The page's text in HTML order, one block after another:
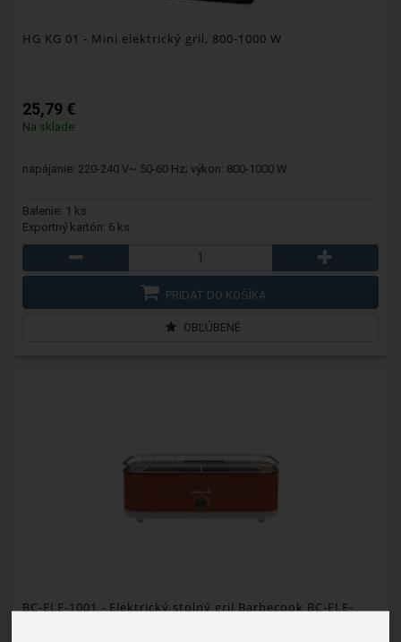
HG KG 01 - Mini elektrický gril, 800-1000 W
25,79 €
Na sklade
napájanie: 220-240 V~ 50-60 Hz; výkon: 800-1000 W
Balenie: 1 ks
Exportný kartón: 6 ks
PRIDAŤ DO KOŠÍKA
OBĽÚBENÉ
BC-ELE-1001- Elektrický stolný gril Barbecook BC-ELE-